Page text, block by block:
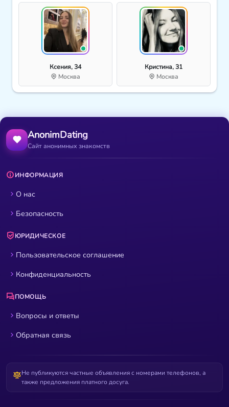
Ксения, 34
Москва
Кристина, 31
Москва
AnonimDating
Сайт анонимных знакомств
ИНФОРМАЦИЯ
О нас
Безопасность
ЮРИДИЧЕСКОЕ
Пользовательское соглашение
Конфиденциальность
ПОМОЩЬ
Вопросы и ответы
Обратная связь
Не публикуются частные объявления с номерами телефонов, а
также предложения платного досуга.